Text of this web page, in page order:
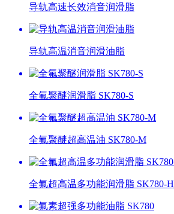
导轨高速长效消音润滑脂
导轨高温消音润滑油脂
全氟聚醚润滑脂 SK780-S
全氟聚醚超高温油 SK780-M
全氟超高温多功能润滑脂 SK780-H